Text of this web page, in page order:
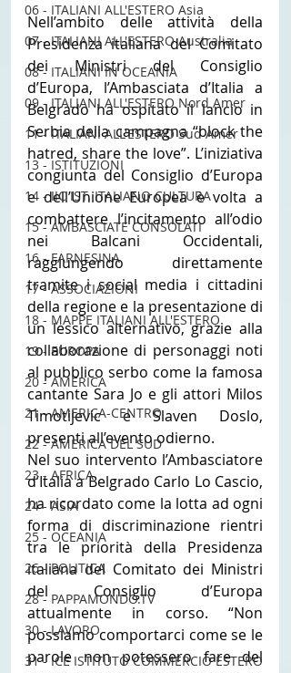
06 - ITALIANI ALL'ESTERO Asia
07 - ITALIANI ALL'ESTERO Australia
08 - ITALIANI IN OCEANIA
09 - ITALIANI ALL'ESTERO Nord Amer
11 - ITALIANI ALL'ESTERO Sud Amer
13 - ISTITUZIONI
14 - IIC IST. ITALIANO CULTURA
15 - AMBASCIATE CONSOLATI
16 - FARNESINA
17 - ASSOCIAZIONI
18 - MAPPE ITALIANI ALL'ESTERO
19 - EUROPA
20 - AMERICA
21 - AMERICA-CENTRO
22 - AMERICA DEL SUD
23 - AFRICA
24 - ASIA
25 - OCEANIA
26 - POLITICA
28 - PAPPAMONDO.TV
30 - LAVORO
31 - ICE ISTITUTO COMMERCIO ESTERO
Nell’ambito delle attività della
Presidenza italiana del Comitato
dei Ministri del Consiglio
d’Europa, l’Ambasciata d’Italia a
Belgrado ha ospitato il lancio in
Serbia della campagna “block the
hatred, share the love”. L’iniziativa
congiunta del Consiglio d’Europa
e dell’Unione Europea è volta a
combattere l’incitamento all’odio
nei Balcani Occidentali,
raggiungendo direttamente
tramite i social media i cittadini
della regione e la presentazione di
un lessico alternativo, grazie alla
collaborazione di personaggi noti
al pubblico serbo come la famosa
cantante Sara Jo e gli attori Milos
Timotijevic e Slaven Doslo,
presenti all’evento odierno.
Nel suo intervento l’Ambasciatore
d’Italia a Belgrado Carlo Lo Cascio,
ha ricordato come la lotta ad ogni
forma di discriminazione rientri
tra le priorità della Presidenza
italiana del Comitato dei Ministri
del Consiglio d’Europa
attualmente in corso. “Non
possiamo comportarci come se le
parole non potessero fare del